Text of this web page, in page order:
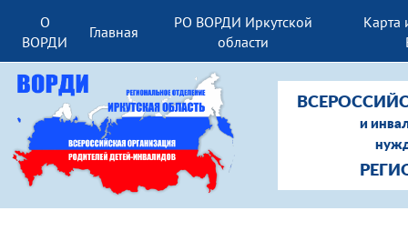
О
ВОРДИ
Главная
РО ВОРДИ Иркутской
области
Карта
и